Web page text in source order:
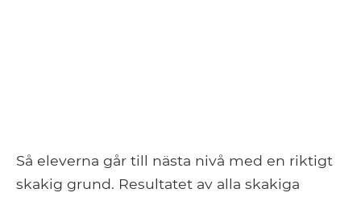
Så eleverna går till nästa nivå med en riktigt
skakig grund. Resultatet av alla skakiga